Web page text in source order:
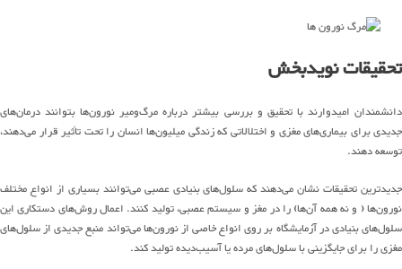
تحقیقات نویدبخش
دانشمندان امیدوارند باتحقیق و بررسی بیشتر درباره مرگومیر نورونهابتوانند درمانهای
جدیدی برایبیماریهایمغزی و اختلالاتیکه زندگیمیلیونهاانسانرا تحت تأثیر قرارمیدهند،
توسعه دهند.
جدیدترین تحقیقات نشانمیدهندکهسلولهایبنیادی عصبیمیتوانندبسیاری از انواع مختلف
نورونها( و نه همه آن‌ها)را در مغز و سیستم عصبی، تولید کنند. اعمال روش‌هایدستکاری این
سلولهایبنیادی در آزمایشگاه بر روی انواع خاصی ازنورونهامیتواندمنبع جدیدی ازسلولهای
مغزی را برای جایگزینیباسلولهایمرده یاآسیبدیدهتولید کند.